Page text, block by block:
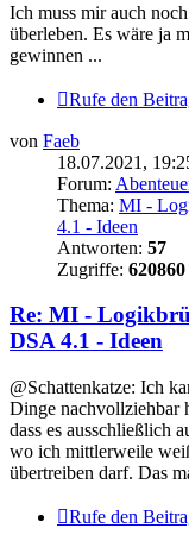
Ich muss mir auch
überleben. Es wäre ja
gewinnen ...
Rufe den
von Faeb
18.07.2021,
Forum:
Thema: MI -
4.1 - Ideen
Antworten: 57
Zugriffe: 620860
Re: MI -
DSA 4.1 - Ideen
@Schattenkatze: Ich
Dinge nachvollziehbar
dass es ausschließlich
wo ich mittlerweile
übertreiben darf. Das
Rufe den